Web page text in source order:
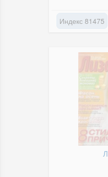
Индекс 81475